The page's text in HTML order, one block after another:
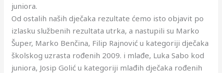
juniora.
Od ostalih naših dječaka rezultate ćemo isto objavit po
izlasku službenih rezultata utrka, a nastupili su Marko
Šuper, Marko Benčina, Filip Rajnović u kategoriji dječaka
školskog uzrasta rođenih 2009. i mlađe, Luka Sabo kod
juniora, Josip Golić u kategoriji mlađih dječaka rođenih